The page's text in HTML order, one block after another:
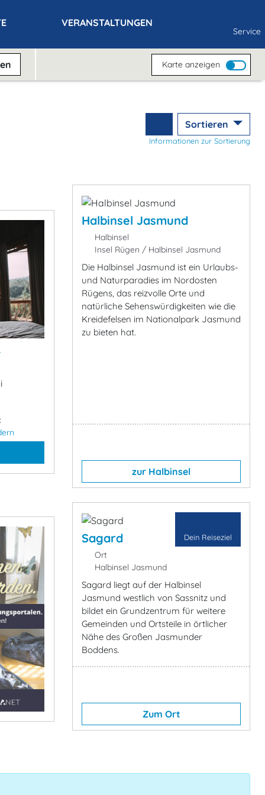
VERANSTALTUNGEN
Service
Karte anzeigen
Sortieren
Informationen zur Sortierung
Halbinsel Jasmund
Halbinsel
Insel Rügen / Halbinsel Jasmund
Die Halbinsel Jasmund ist ein Urlaubs-
und Naturparadies im Nordosten
Rügens, das reizvolle Orte und
natürliche Sehenswürdigkeiten wie die
Kreidefelsen im Nationalpark Jasmund
zu bieten hat.
zur Halbinsel
Dein Reiseziel
Sagard
Ort
Halbinsel Jasmund
Sagard liegt auf der Halbinsel
Jasmund westlich von Sassnitz und
bildet ein Grundzentrum für weitere
Gemeinden und Ortsteile in örtlicher
Nähe des Großen Jasmunder
Boddens.
Zum Ort